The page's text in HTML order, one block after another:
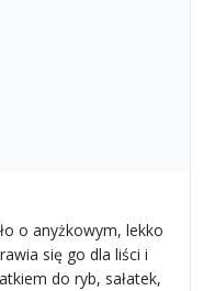
o anyżkowym, lekko
się go dla liści i
do ryb, sałatek,